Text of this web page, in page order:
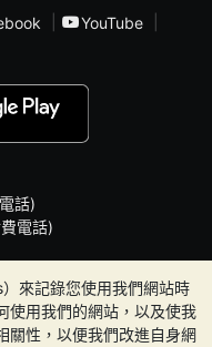
來記錄您使用我們網站時
使用我們的網站，以及使我
關性，以便我們改進自身網
YouTube
話)
電話)
五